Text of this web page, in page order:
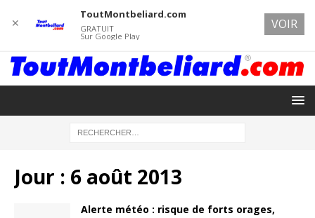
Jour : 6 août 2013
Alerte météo : risque de forts orages,
✕
ToutMontbeliard.com
GRATUIT
Sur Google Play
VOIR